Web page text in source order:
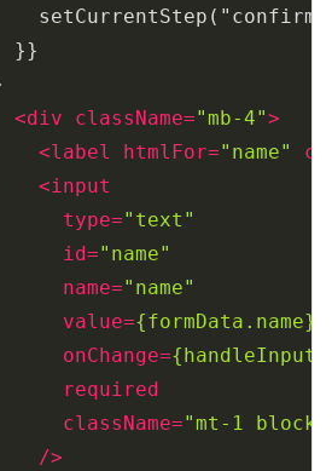
}}
<div className="mb-4">
<label htmlFor="name"
<input
type="text"
id="name"
name="name"
value={formData.name}
onChange=
required
className="mt-1 block
/>